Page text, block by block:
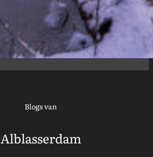
Blogs van
Alblasserdam